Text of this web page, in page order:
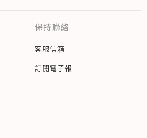
保持聯絡
客服信箱
訂閱電子報